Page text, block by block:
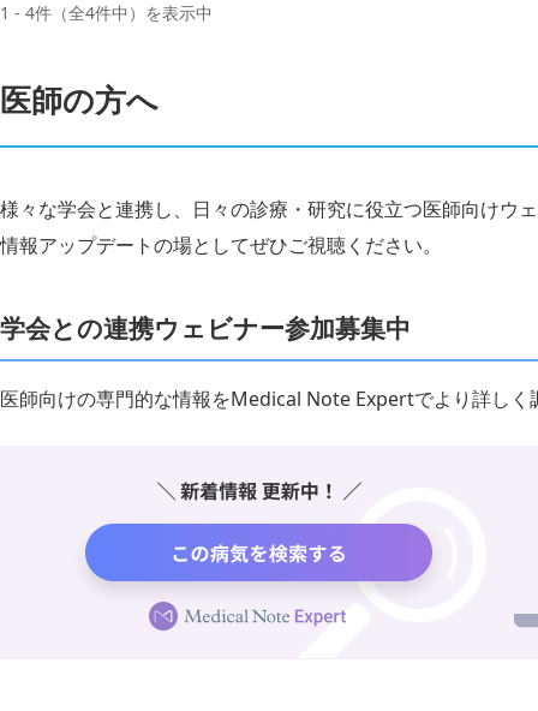
1 - 4件（全4件中）を表示中
医師の方へ
様々な学会と連携し、日々の診療・研究に役立つ医師向けウ
情報アップデートの場としてぜひご視聴ください。
学会との連携ウェビナー参加募集中
医師向けの専門的な情報をMedical Note Expertでより詳しく